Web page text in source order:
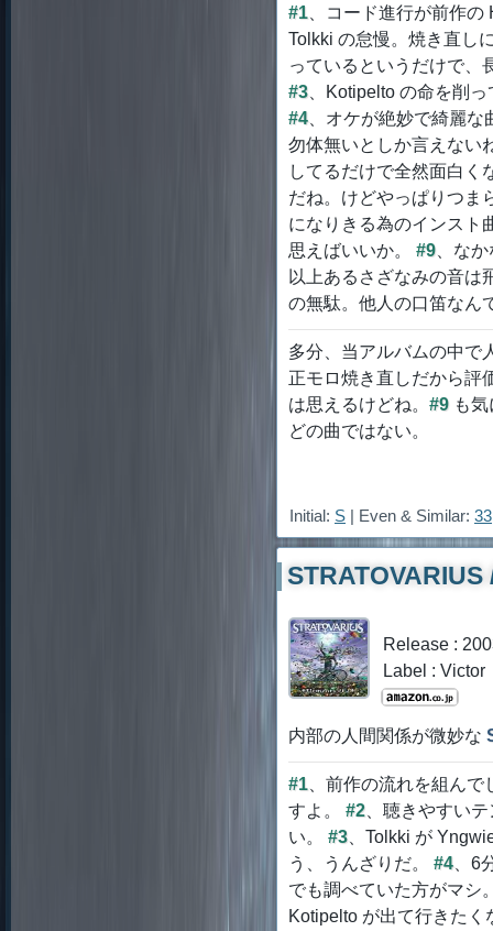
#1
、コード進行が前作
Tolkki の怠慢。焼き直し
っているというだけで、
#3 、Kotipelto の命を削
#4 、オケが絶妙で綺麗
勿体無いとしか言えない
してるだけで全然面白く
だね。けどやっぱりつま
になりきる為のインスト
思えばいいか。 #9 、な
以上あるさざなみの音は
の無駄。他人の口笛なん
多分、当アルバムの中で
正モロ焼き直しだから評
は思えるけどね。 #9 も
どの曲ではない。
Initial: S | Even & Similar: 33
Release :
Label : Victor
内部の人間関係が微妙な
#1 、前作の流れを組ん
すよ。 #2 、聴きやすい
い。 #3 、Tolkki が
う、うんざりだ。 #4 、
でも調べていた方がマシ
Kotipelto が出て行きた